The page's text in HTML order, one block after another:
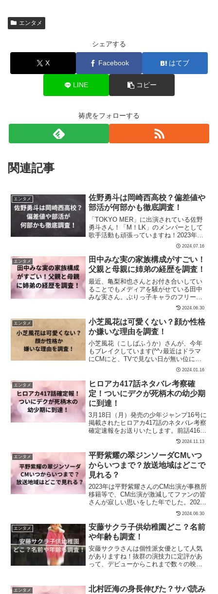
エンタメ
シェアする
X Facebook はてブ
LINE コピー
祷虎をフォローする
関連記事
エンタメ
佐野勇斗は岡崎西高校？偏差値や
部活が何部かも徹底調査！
「TOKYO MER」に出演されている佐野
勇斗さん！「M！LK」のメンバーとして
歌手活動も頑張っていますね！2023年の
夏ドラマ「トリリオンゲーム」で目黒連
2024.07.16
エンタメ
田中みな実の家族構成がすごい！
父親と母親に姉弟の経歴を調査！
最近、亀梨和也さんとお付き合いしてい
ることでもメディアを騒がせている田中
みな実さん。ぶりっ子キャラのフリーア
ナウンサーとしてブレイクし、美容のス
2024.06.30
エンタメ
小芝風花は可愛くない？顔か性格
か嫌いな理由を調査！
小芝風花（こしばふうか）さんが、今年
もブレイクしています(^^♪最近はドラマ
にCMにと、TVで見ない日が無い位にメ
ディアに出まくっていますね！皆さんも
2024.01.16
エンタメ
ヒロアカ417話ネタバレ考察確
定！ついにデクが死柄木の幼少期
に到達！
3月18日（月）発売の少年ジャンプ16号に
掲載されたヒロアカ417話のネタバレ考察
確定速報をお送りいたします。前話416話
ではエリちゃんがデクの元へ行きたくて
2024.11.13
エンタメ
平野紫耀の翠ジンソーダCMいつ
からいつまで？放送地域はどこで
見れる？
2023年は平野紫耀さんのCM出演が事務所
移籍等で、CM出演が激減してファンの皆
さんが寂しい思いをした年でした。2024
年になり本格的に活動が活発化している
2024.06.30
エンタメ
安藤サクラ子供幼稚園どこ？名前
や年齢も調査！
安藤サクラさんは個性派女優として人気
がありますね！抜群の演技力に定評があ
って、デビューからこれまで数々の映画
エンタメ
北村匠海の身長伸びた？サバ読み